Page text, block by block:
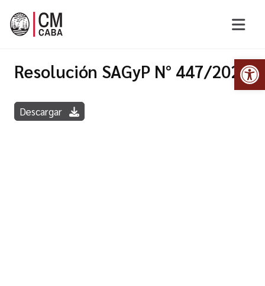
Resolución SAGyP N° 447/2022
Descargar